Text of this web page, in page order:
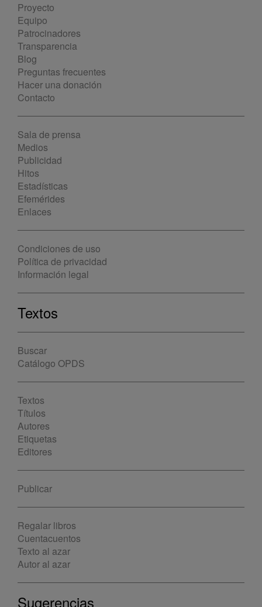
Proyecto
Equipo
Patrocinadores
Transparencia
Blog
Preguntas frecuentes
Hacer una donación
Contacto
Sala de prensa
Medios
Publicidad
Hitos
Estadísticas
Efemérides
Enlaces
Condiciones de uso
Política de privacidad
Información legal
Textos
Buscar
Catálogo OPDS
Textos
Títulos
Autores
Etiquetas
Editores
Publicar
Regalar libros
Cuentacuentos
Texto al azar
Autor al azar
Sugerencias